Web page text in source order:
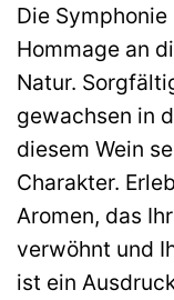
Die
Hommage an
Natur.
gewachsen in
diesem Wein
Charakter.
Aromen, das
verwöhnt und
ist ein